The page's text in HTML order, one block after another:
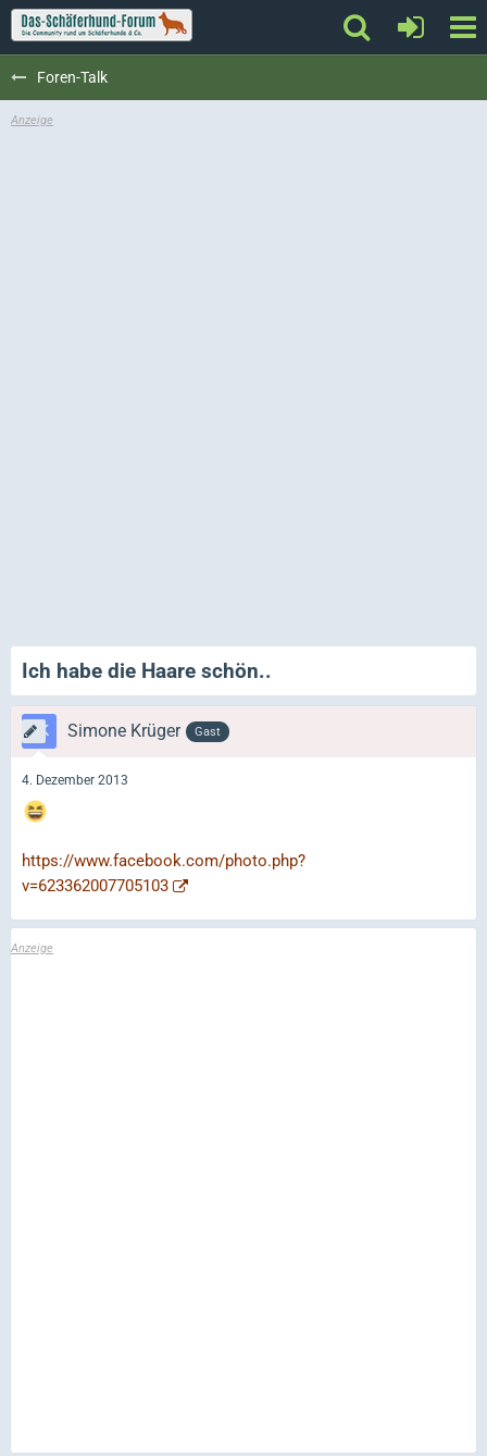
Foren-Talk
Ich habe die Haare schön..
Simone Krüger Gast
4. Dezember 2013
https://www.facebook.com/photo.php?
v=623362007705103